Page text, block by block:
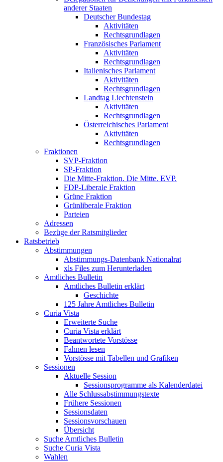
anderer Staaten
Deutscher Bundestag
Aktivitäten
Rechtsgrundlagen
Französisches Parlament
Aktivitäten
Rechtsgrundlagen
Italienisches Parlament
Aktivitäten
Rechtsgrundlagen
Landtag Liechtenstein
Aktivitäten
Rechtsgrundlagen
Österreichisches Parlament
Aktivitäten
Rechtsgrundlagen
Fraktionen
SVP-Fraktion
SP-Fraktion
Die Mitte-Fraktion. Die Mitte. EVP.
FDP-Liberale Fraktion
Grüne Fraktion
Grünliberale Fraktion
Parteien
Adressen
Bezüge der Ratsmitglieder
Ratsbetrieb
Abstimmungen
Abstimmungs-Datenbank Nationalrat
xls Files zum Herunterladen
Amtliches Bulletin
Amtliches Bulletin erklärt
Geschichte
125 Jahre Amtliches Bulletin
Curia Vista
Erweiterte Suche
Curia Vista erklärt
Beantwortete Vorstösse
Fahnen lesen
Vorstösse mit Tabellen und Grafiken
Sessionen
Aktuelle Session
Sessionsprogramme als Kalenderdatei
Alle Schlussabstimmungstexte
Frühere Sessionen
Sessionsdaten
Sessionsvorschauen
Übersicht
Suche Amtliches Bulletin
Suche Curia Vista
Wahlen